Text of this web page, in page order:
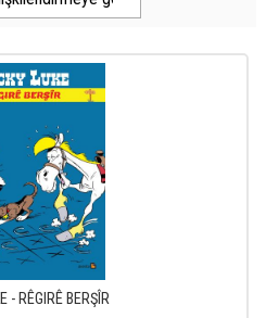
- RÊGIRÊ BERŞÎR